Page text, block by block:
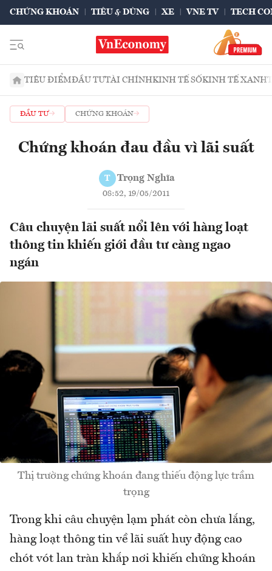
CHỨNG KHOÁN TIÊU & DÙNG XE VNE TV TECH
TIÊU ĐIỂMĐẦU TƯTÀI CHÍNHKINH TẾ SỐKINH TẾ XANH
ĐẦU TƯ CHỨNG KHOÁN
Chứng khoán đau đầu vì lãi suất
T Trọng Nghĩa
08:52, 19/05/2011
Câu chuyện lãi suất nổi lên với hàng loạt
thông tin khiến giới đầu tư càng ngao
ngán
Thị trường chứng khoán đang thiếu động lực trầm
trọng
Trong khi câu chuyện lạm phát còn chưa lắng,
hàng loạt thông tin về lãi suất huy động cao
chót vót lan tràn khắp nơi khiến chứng khoán